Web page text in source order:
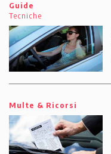
Guide
Tecniche
Multe & Ricorsi